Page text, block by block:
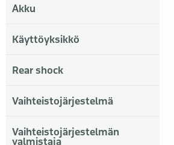
Akku
Käyttöyksikkö
Rear shock
Vaihteistojärjestelmä
Vaihteistojärjestelmän
valmistaja